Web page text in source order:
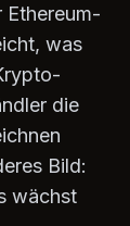
Ethereum-
was
die
Bild:
wächst